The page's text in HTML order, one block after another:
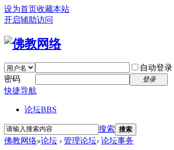
设为首页收藏本站
开启辅助访问
自动登录
密码
登录
快捷导航
论坛BBS
搜索 搜索
佛教网络»论坛 › 管理论坛› 论坛事务